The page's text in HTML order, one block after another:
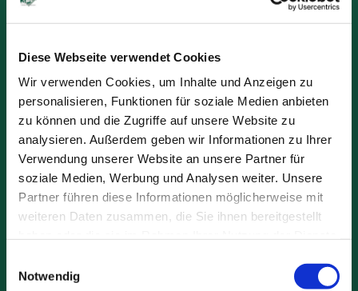
Diese Webseite verwendet Cookies
Wir verwenden Cookies, um Inhalte und Anzeigen zu
personalisieren, Funktionen für soziale Medien anbieten
zu können und die Zugriffe auf unsere Website zu
analysieren. Außerdem geben wir Informationen zu Ihrer
Verwendung unserer Website an unsere Partner für
soziale Medien, Werbung und Analysen weiter. Unsere
Partner führen diese Informationen möglicherweise mit
weiteren Daten zusammen, die Sie ihnen bereitgestellt
Notwendig
von 08:00 Uhr -16:45 Uhr
08:00 Uhr - 15:30 Uhr
Telefon: +49 (2630) 94 41-0
Telefax: +49 (2630) 94 41-10
E-Mail: kts@kts-kg.de
Ansprechpartner:
Geschäftsführung:
Dipl.-Volkswirt Wolfgang Mannheim (GF)